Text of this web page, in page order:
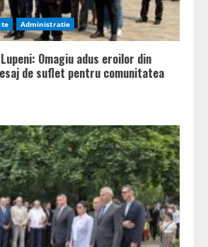
Administratie
Omagiu adus eroilor din
de suflet pentru comunitatea